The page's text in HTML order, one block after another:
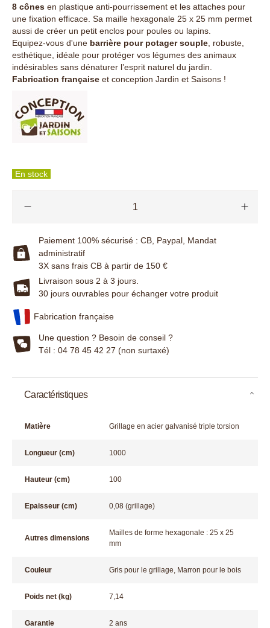
8 cônes en plastique anti-pourrissement et les attaches pour
une fixation efficace. Sa maille hexagonale 25 x 25 mm permet
aussi de créer un petit enclos pour poules ou lapins.
Equipez-vous d'une barrière pour potager souple , robuste,
esthétique, idéale pour protéger vos légumes des animaux
indésirables sans dénaturer l’esprit naturel du jardin.
Fabrication française et conception Jardin et Saisons !
En stock
Paiement 100% sécurisé : CB, Paypal, Mandat
administratif
3X sans frais CB à partir de 150 €
Livraison sous 2 à 3 jours.
30 jours ouvrables pour échanger votre produit
Fabrication française
Une question ? Besoin de conseil ?
Tél : 04 78 45 42 27 (non surtaxé)
Caractéristiques
Matière Grillage en acier galvanisé triple torsion
Longueur (cm) 1000
Hauteur (cm) 100
Epaisseur (cm) 0,08 (grillage)
Autres dimensions
Mailles de forme hexagonale : 25 x 25
mm
Couleur Gris pour le grillage, Marron pour le bois
Poids net (kg) 7,14
Garantie 2 ans